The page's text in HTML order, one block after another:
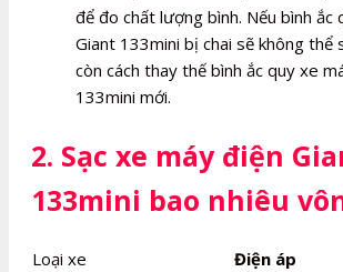
để đo chất lượng bình. Nếu bình ắc
Giant 133mini bị chai sẽ không thể
còn cách thay thế bình ắc quy xe
133mini mới.
2. Sạc xe máy điện
133mini bao nhiêu
Loại xe Điện áp